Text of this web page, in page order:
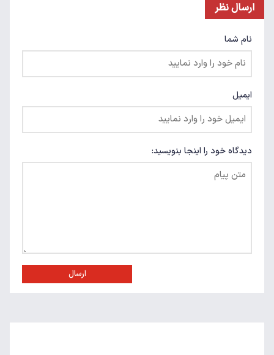
ارسال نظر
نام شما
ایمیل
دیدگاه خود را اینجا بنویسید:
ارسال